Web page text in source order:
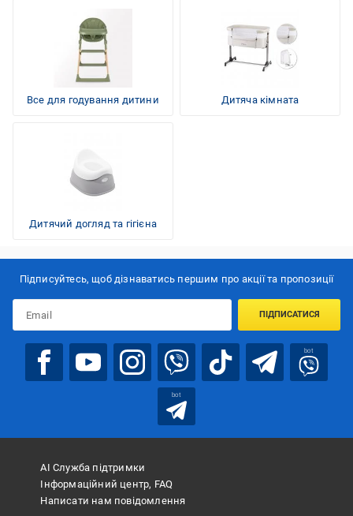
Все для годування дитини Дитяча кімната
Дитячий догляд та гігієна
Підписуйтесь, щоб дізнаватись першим про акції та пропозиції
ПІДПИСАТИСЯ
bot
bot
АІ Служба підтримки
Інформаційний центр, FAQ
Написати нам повідомлення